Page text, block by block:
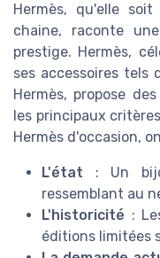
Hermès, qu'elle
chaine, raconte
prestige. Hermès,
ses accessoires tels
Hermès, propose
les principaux
Hermès d'occasion,
L'état : Un
ressemblant au
L'historicité :
éditions limitées